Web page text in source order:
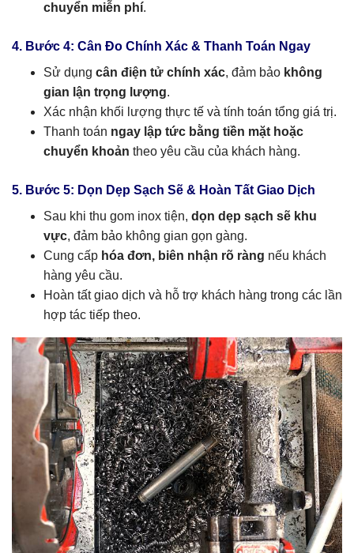
chuyển miễn phí.
4. Bước 4: Cân Đo Chính Xác & Thanh Toán Ngay
Sử dụng cân điện tử chính xác, đảm bảo không
gian lận trọng lượng.
Xác nhận khối lượng thực tế và tính toán tổng giá trị.
Thanh toán ngay lập tức bằng tiền mặt hoặc
chuyển khoản theo yêu cầu của khách hàng.
5. Bước 5: Dọn Dẹp Sạch Sẽ & Hoàn Tất Giao Dịch
Sau khi thu gom inox tiện, dọn dẹp sạch sẽ khu
vực, đảm bảo không gian gọn gàng.
Cung cấp hóa đơn, biên nhận rõ ràng nếu khách
hàng yêu cầu.
Hoàn tất giao dịch và hỗ trợ khách hàng trong các lần
hợp tác tiếp theo.